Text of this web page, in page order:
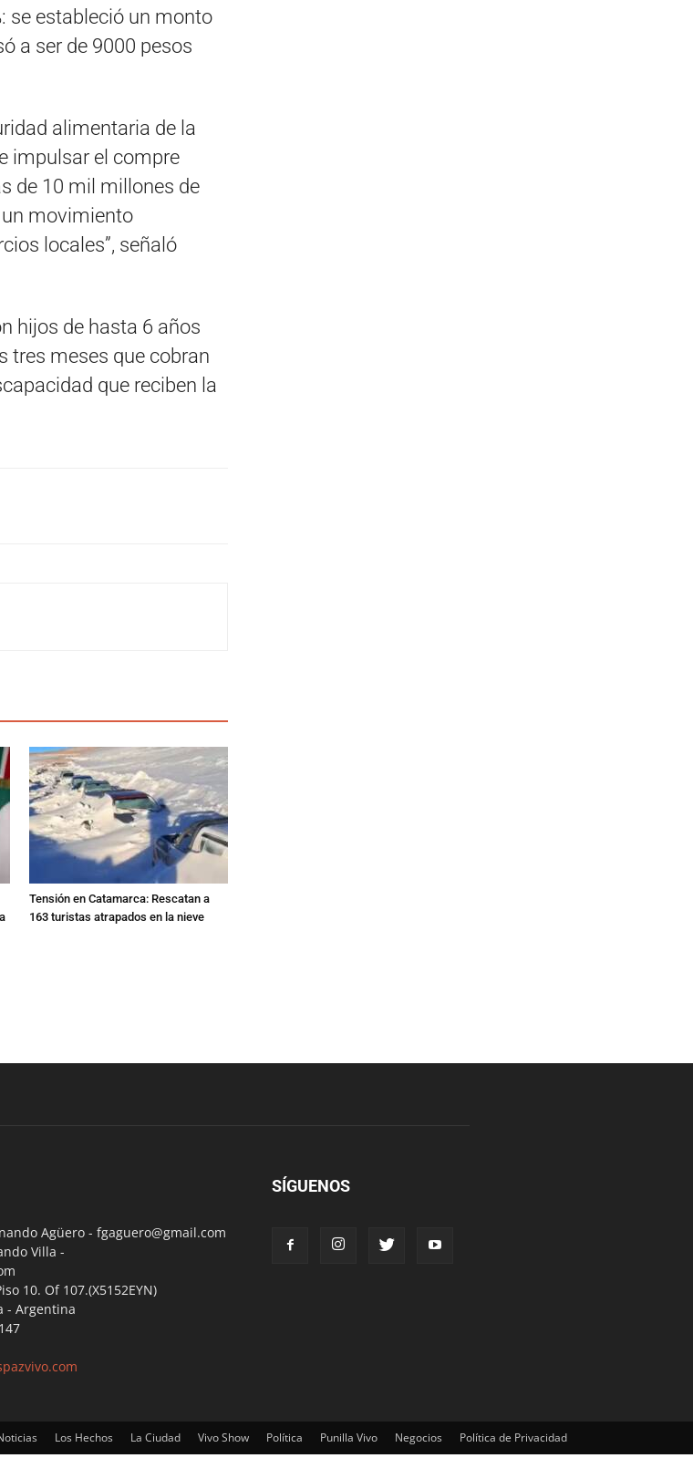
se estableció un monto
a ser de 9000 pesos
alimentaria de la
impulsar el compre
de 10 mil millones de
un movimiento
locales”, señaló
hijos de hasta 6 años
tres meses que cobran
que reciben la
Tensión en Catamarca: Rescatan a
163 turistas atrapados en la nieve
Agüero - fgaguero@gmail.com
Villa -
10. Of 107.(X5152EYN)
- Argentina
SÍGUENOS
Los Hechos La Ciudad Vivo Show Política Punilla Vivo Negocios Política de Privacidad